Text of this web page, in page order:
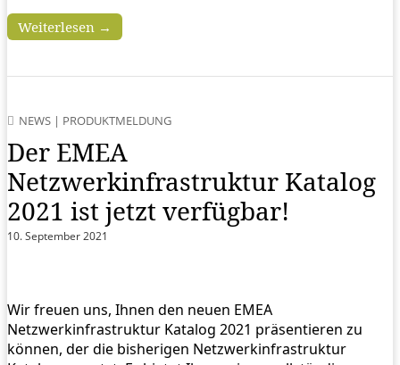
Weiterlesen →
NEWS | PRODUKTMELDUNG
Der EMEA
Netzwerkinfrastruktur Katalog
2021 ist jetzt verfügbar!
10. September 2021
Wir freuen uns, Ihnen den neuen EMEA
Netzwerkinfrastruktur Katalog 2021 präsentieren zu
können, der die bisherigen Netzwerkinfrastruktur